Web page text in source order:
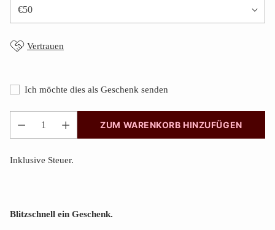
Vertrauen
Ich möchte dies als Geschenk senden
Anzahl
ZUM WARENKORB HINZUFÜGEN
Inklusive Steuer.
Blitzschnell ein Geschenk.